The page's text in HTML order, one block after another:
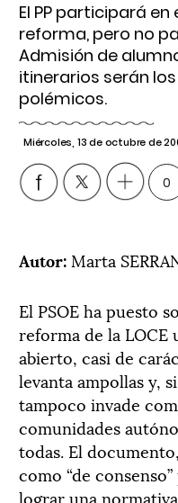
El PP participará
reforma, pero no
Admisión de
itinerarios serán
polémicos.
Miércoles, 13 de octubre de
0
Autor: Marta
El PSOE ha puesto
reforma de la
abierto, casi de
levanta ampollas y,
tampoco invade
comunidades
todas. El
como “de
lograr una